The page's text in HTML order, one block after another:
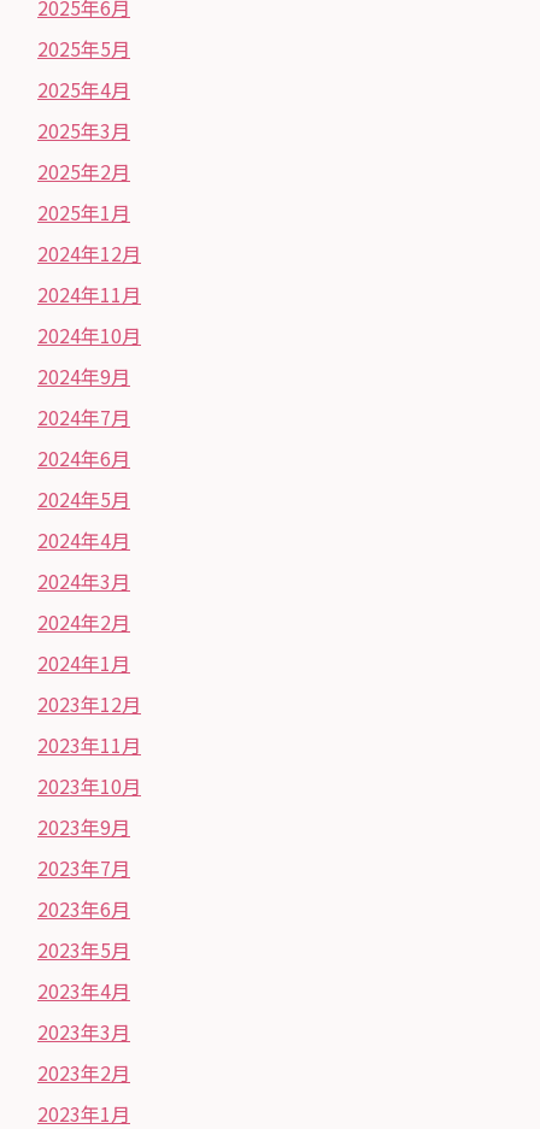
2025年6月
2025年5月
2025年4月
2025年3月
2025年2月
2025年1月
2024年12月
2024年11月
2024年10月
2024年9月
2024年7月
2024年6月
2024年5月
2024年4月
2024年3月
2024年2月
2024年1月
2023年12月
2023年11月
2023年10月
2023年9月
2023年7月
2023年6月
2023年5月
2023年4月
2023年3月
2023年2月
2023年1月